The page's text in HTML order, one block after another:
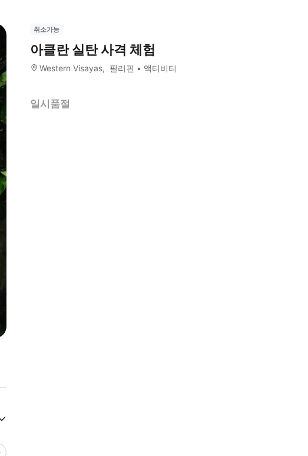
취소가능
아클란 실탄 사격 체험
Western Visayas 필리핀 액티비티
일시품절